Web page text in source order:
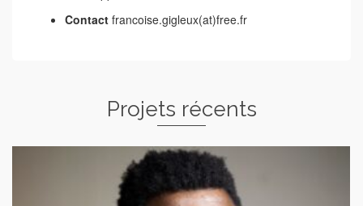
Contact francoise.gigleux(at)free.fr
Projets récents